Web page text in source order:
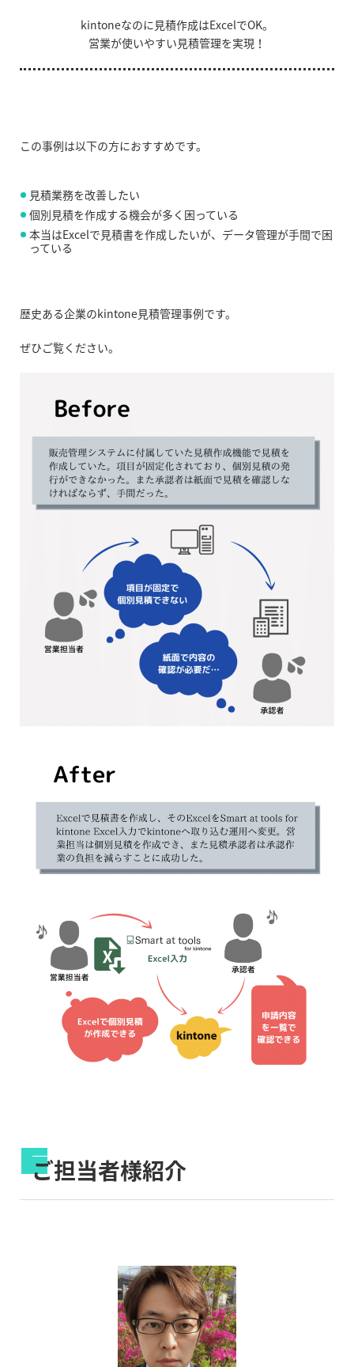
kintoneなのに見積作成はExcelでOK。
営業が使いやすい見積管理を実現！
この事例は以下の方におすすめです。
見積業務を改善したい
個別見積を作成する機会が多く困っている
本当はExcelで見積書を作成したいが、データ管理が手間で困
っている
歴史ある企業のkintone見積管理事例です。
ぜひご覧ください。
ご担当者様紹介